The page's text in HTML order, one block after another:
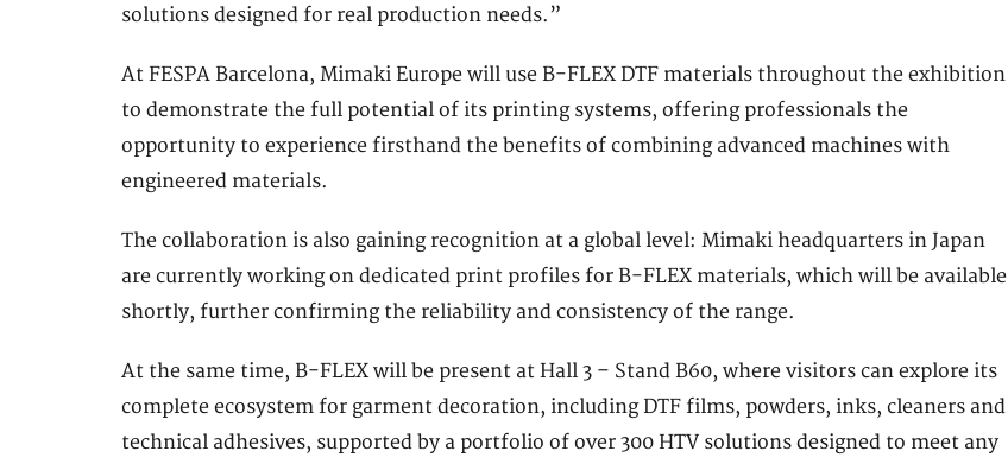
solutions designed for real production needs.”
At FESPA Barcelona, Mimaki Europe will use B-FLEX DTF materials throughout the exhibition
to demonstrate the full potential of its printing systems, offering professionals the
opportunity to experience firsthand the benefits of combining advanced machines with
engineered materials.
The collaboration is also gaining recognition at a global level: Mimaki headquarters in Japan
are currently working on dedicated print profiles for B-FLEX materials, which will be available
shortly, further confirming the reliability and consistency of the range.
At the same time, B-FLEX will be present at Hall 3 – Stand B60, where visitors can explore its
complete ecosystem for garment decoration, including DTF films, powders, inks, cleaners and
technical adhesives, supported by a portfolio of over 300 HTV solutions designed to meet any